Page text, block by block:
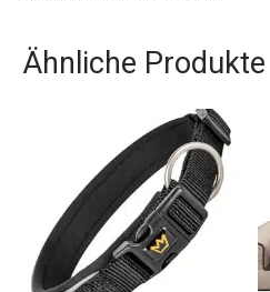
Ähnliche Produkte